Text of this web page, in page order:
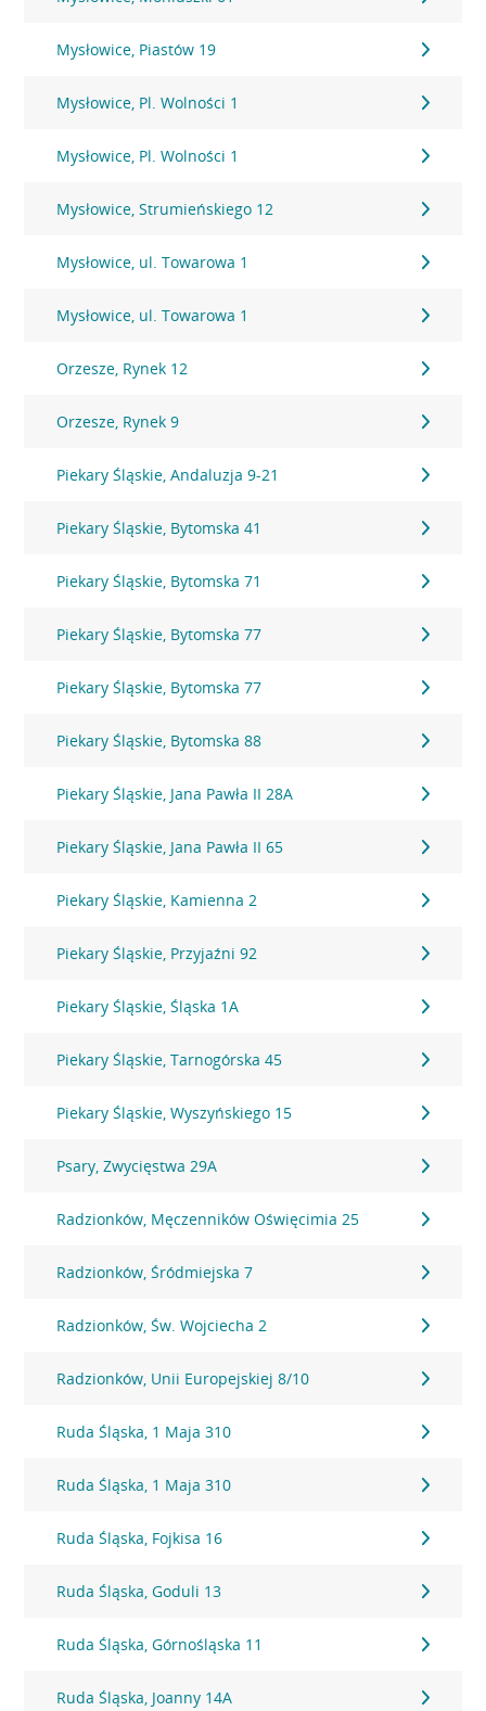
Mysłowice, Piastów 19
Mysłowice, Pl. Wolności 1
Mysłowice, Pl. Wolności 1
Mysłowice, Strumieńskiego 12
Mysłowice, ul. Towarowa 1
Mysłowice, ul. Towarowa 1
Orzesze, Rynek 12
Orzesze, Rynek 9
Piekary Śląskie, Andaluzja 9-21
Piekary Śląskie, Bytomska 41
Piekary Śląskie, Bytomska 71
Piekary Śląskie, Bytomska 77
Piekary Śląskie, Bytomska 77
Piekary Śląskie, Bytomska 88
Piekary Śląskie, Jana Pawła II 28A
Piekary Śląskie, Jana Pawła II 65
Piekary Śląskie, Kamienna 2
Piekary Śląskie, Przyjaźni 92
Piekary Śląskie, Śląska 1A
Piekary Śląskie, Tarnogórska 45
Piekary Śląskie, Wyszyńskiego 15
Psary, Zwycięstwa 29A
Radzionków, Męczenników Oświęcimia 25
Radzionków, Śródmiejska 7
Radzionków, Św. Wojciecha 2
Radzionków, Unii Europejskiej 8/10
Ruda Śląska, 1 Maja 310
Ruda Śląska, 1 Maja 310
Ruda Śląska, Fojkisa 16
Ruda Śląska, Goduli 13
Ruda Śląska, Górnośląska 11
Ruda Śląska, Joanny 14A